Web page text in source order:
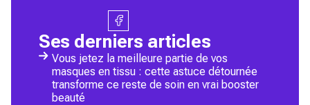
Ses derniers articles
Vous jetez la meilleure partie de vos
masques en tissu : cette astuce détournée
transforme ce reste de soin en vrai booster
beauté